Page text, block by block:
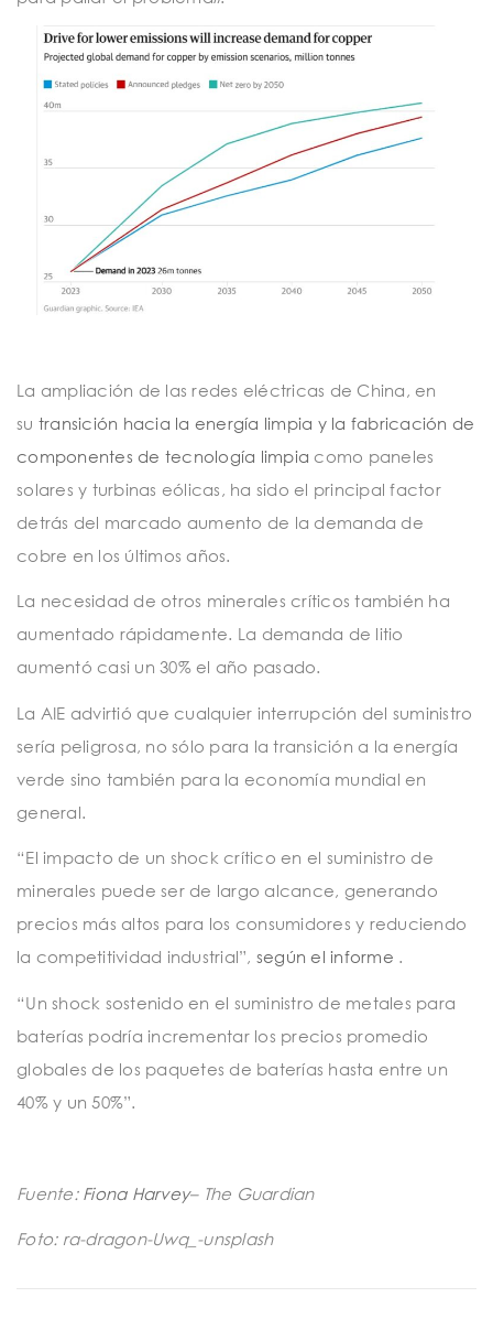
La ampliación de las redes eléctricas de China, en
su transición hacia la energía limpia y la fabricación de
componentes de tecnología limpia como paneles
solares y turbinas eólicas, ha sido el principal factor
detrás del marcado aumento de la demanda de
cobre en los últimos años.
La necesidad de otros minerales críticos también ha
aumentado rápidamente. La demanda de litio
aumentó casi un 30% el año pasado.
La AIE advirtió que cualquier interrupción del suministro
sería peligrosa, no sólo para la transición a la energía
verde sino también para la economía mundial en
general.
“El impacto de un shock crítico en el suministro de
minerales puede ser de largo alcance, generando
precios más altos para los consumidores y reduciendo
la competitividad industrial”, según el informe .
“Un shock sostenido en el suministro de metales para
baterías podría incrementar los precios promedio
globales de los paquetes de baterías hasta entre un
40% y un 50%”.
Fuente: Fiona Harvey– The Guardian
Foto: ra-dragon-Uwq_-unsplash